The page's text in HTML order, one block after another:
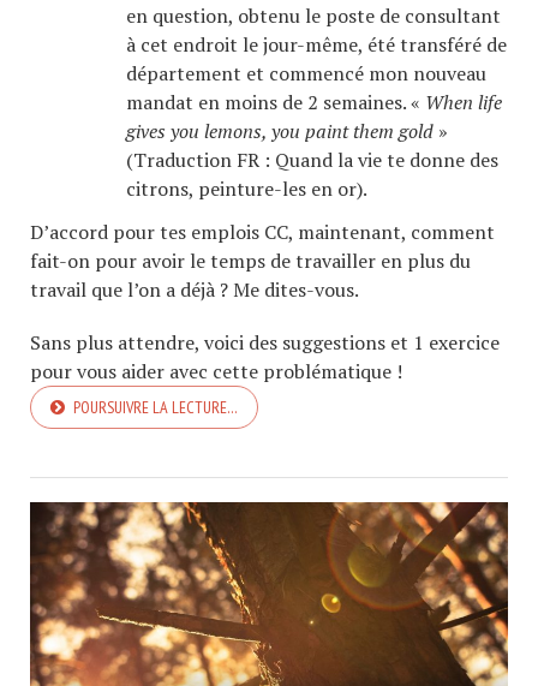
en question, obtenu le poste de consultant
à cet endroit le jour-même, été transféré de
département et commencé mon nouveau
mandat en moins de 2 semaines. « When life
gives you lemons, you paint them gold »
(Traduction FR : Quand la vie te donne des
citrons, peinture-les en or).
D’accord pour tes emplois CC, maintenant, comment
fait-on pour avoir le temps de travailler en plus du
travail que l’on a déjà ? Me dites-vous.
Sans plus attendre, voici des suggestions et 1 exercice
pour vous aider avec cette problématique !
POURSUIVRE LA LECTURE…